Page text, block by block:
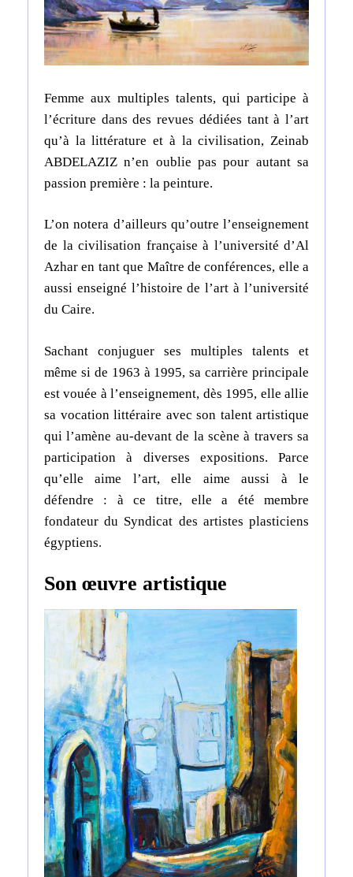
Femme aux multiples talents, qui participe à
l’écriture dans des revues dédiées tant à l’art
qu’à la littérature et à la civilisation, Zeinab
ABDELAZIZ n’en oublie pas pour autant sa
passion première : la peinture.
L’on notera d’ailleurs qu’outre l’enseignement
de la civilisation française à l’université d’Al
Azhar en tant que Maître de conférences, elle a
aussi enseigné l’histoire de l’art à l’université
du Caire.
Sachant conjuguer ses multiples talents et
même si de 1963 à 1995, sa carrière principale
est vouée à l’enseignement, dès 1995, elle allie
sa vocation littéraire avec son talent artistique
qui l’amène au-devant de la scène à travers sa
participation à diverses expositions. Parce
qu’elle aime l’art, elle aime aussi à le
défendre : à ce titre, elle a été membre
fondateur du Syndicat des artistes plasticiens
égyptiens.
Son œuvre artistique